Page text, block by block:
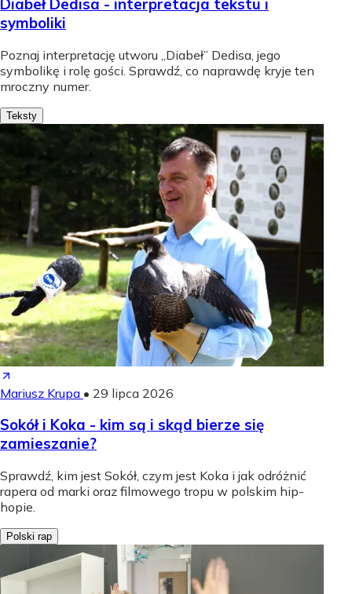
Diabeł Dedisa - interpretacja tekstu i
symboliki
Poznaj interpretację utworu „Diabeł” Dedisa, jego
symbolikę i rolę gości. Sprawdź, co naprawdę kryje ten
mroczny numer.
Teksty
Mariusz Krupa • 29 lipca 2026
Sokół i Koka - kim są i skąd bierze się
zamieszanie?
Sprawdź, kim jest Sokół, czym jest Koka i jak odróżnić
rapera od marki oraz filmowego tropu w polskim hip-
hopie.
Polski rap